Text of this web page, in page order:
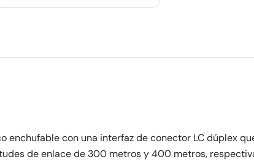
enchufable con una interfaz de conector LC dúplex
de enlace de 300 metros y 400 metros,